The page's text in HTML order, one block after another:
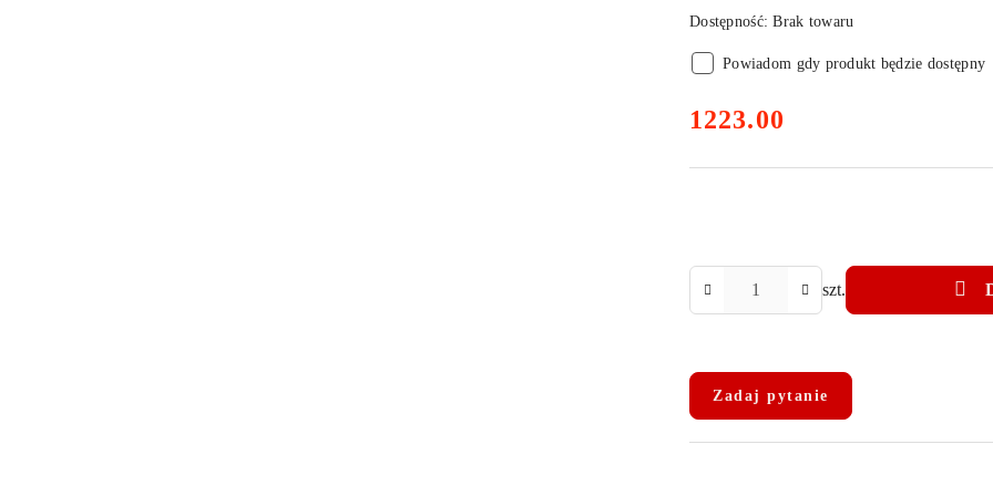
Dostępność:Brak towaru
Powiadom gdy produkt będzie dostępny
cena:
1223.00
szt.
Dostępność
i
dostawa
Zadaj pytanie